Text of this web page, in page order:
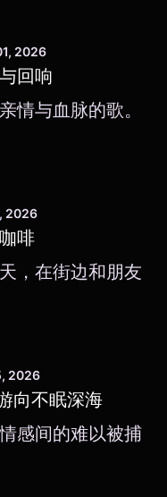
2026
回响
情与血脉的歌。
2026
啡
，在街边和朋友
2026
向不眠深海
感间的难以被捕